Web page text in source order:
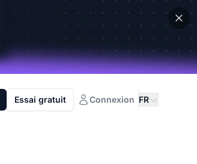
Essai gratuit Connexion FR